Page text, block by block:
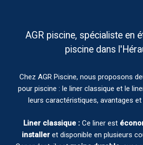
AGR piscine, spécialiste en
piscine dans
Chez AGR Piscine, nous proposons
pour piscine : le liner classique et le
leurs caractéristiques, avantages
Liner classique : Ce liner est
installer et disponible en plusieurs